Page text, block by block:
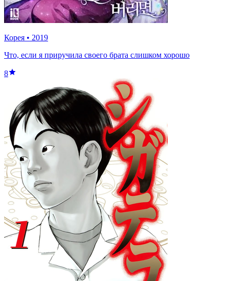
Корея • 2019
Что, если я приручила своего брата слишком хорошо
8